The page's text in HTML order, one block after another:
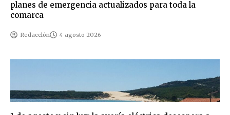
planes de emergencia actualizados para toda la
comarca
Redacción 4 agosto 2026